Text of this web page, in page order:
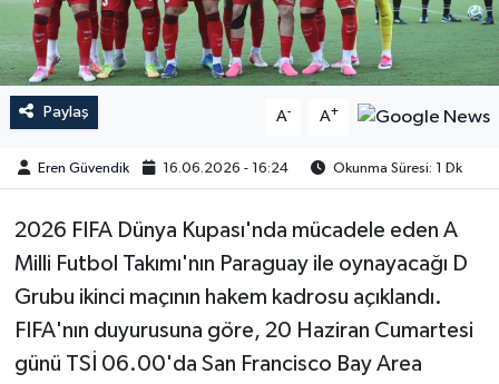
Paylaş A- A+
Eren Güvendik 16.06.2026 - 16:24 Okunma Süresi: 1 Dk
2026 FIFA Dünya Kupası'nda mücadele eden A
Milli Futbol Takımı'nın Paraguay ile oynayacağı D
Grubu ikinci maçının hakem kadrosu açıklandı.
FIFA'nın duyurusuna göre, 20 Haziran Cumartesi
günü TSİ 06.00'da San Francisco Bay Area